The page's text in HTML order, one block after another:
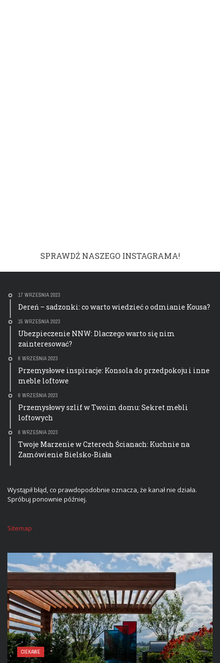
SPRAWDŹ NASZEGO INSTAGRAMA!
17 WRZEŚNIA 2023
Dereń – sadzonki: co warto wiedzieć o odmianie Kousa?
15 WRZEŚNIA 2023
Ubezpieczenie NNW: Dlaczego warto się nim
zainteresować?
6 WRZEŚNIA 2023
Przemysłowe inspiracje: Konsola do przedpokoju i inne
meble loftowe
6 WRZEŚNIA 2023
Przemysłowy szlif w Twoim domu: Sekret mebli
loftowych
6 WRZEŚNIA 2023
Twoje Marzenie w Czterech Ścianach: Kuchnie na
Zamówienie Bielsko-Biała
Wystąpił błąd, co prawdopodobnie oznacza, że kanał nie działa.
Spróbuj ponownie później.
Sitemap
CIEKAWE